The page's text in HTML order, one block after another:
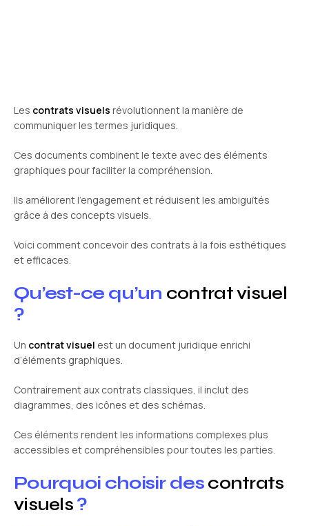
Les contrats visuels révolutionnent la manière de
communiquer les termes juridiques.
Ces documents combinent le texte avec des éléments
graphiques pour faciliter la compréhension.
Ils améliorent l’engagement et réduisent les ambiguïtés
grâce à des concepts visuels.
Voici comment concevoir des contrats à la fois esthétiques
et efficaces.
Qu’est-ce qu’un contrat visuel
?
Un contrat visuel est un document juridique enrichi
d’éléments graphiques.
Contrairement aux contrats classiques, il inclut des
diagrammes, des icônes et des schémas.
Ces éléments rendent les informations complexes plus
accessibles et compréhensibles pour toutes les parties.
Pourquoi choisir descontrats
visuels?